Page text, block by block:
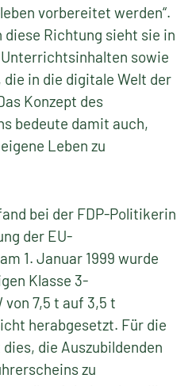
vorbereitet werden“.
Richtung sieht sie in
sowie
in die digitale Welt der
Konzept des
bedeute damit auch,
Leben zu
bei der FDP-Politikerin
der EU-
1. Januar 1999 wurde
Klasse 3-
7,5 t auf 3,5 t
herabgesetzt. Für die
die Auszubildenden
zu